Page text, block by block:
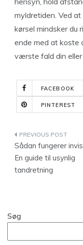
myldretiden. Ved
kørsel mindsker du
ende med at koste
værste fald din eller
FACEBOOK
PINTEREST
Sådan fungerer
En guide til usynlig
tandretning
Søg